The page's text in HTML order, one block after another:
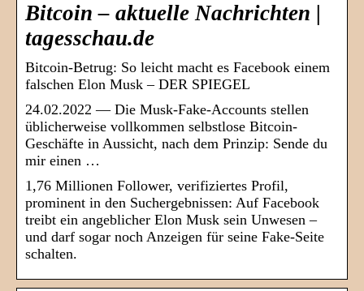
Bitcoin – aktuelle Nachrichten |
tagesschau.de
Bitcoin-Betrug: So leicht macht es Facebook einem
falschen Elon Musk – DER SPIEGEL
24.02.2022 — Die Musk-Fake-Accounts stellen
üblicherweise vollkommen selbstlose Bitcoin-
Geschäfte in Aussicht, nach dem Prinzip: Sende du
mir einen …
1,76 Millionen Follower, verifiziertes Profil,
prominent in den Suchergebnissen: Auf Facebook
treibt ein angeblicher Elon Musk sein Unwesen –
und darf sogar noch Anzeigen für seine Fake-Seite
schalten.